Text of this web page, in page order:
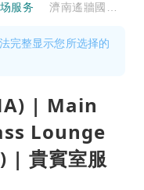
服务
完整显示您所选择的
| Main
Lounge
| 貴賓室服